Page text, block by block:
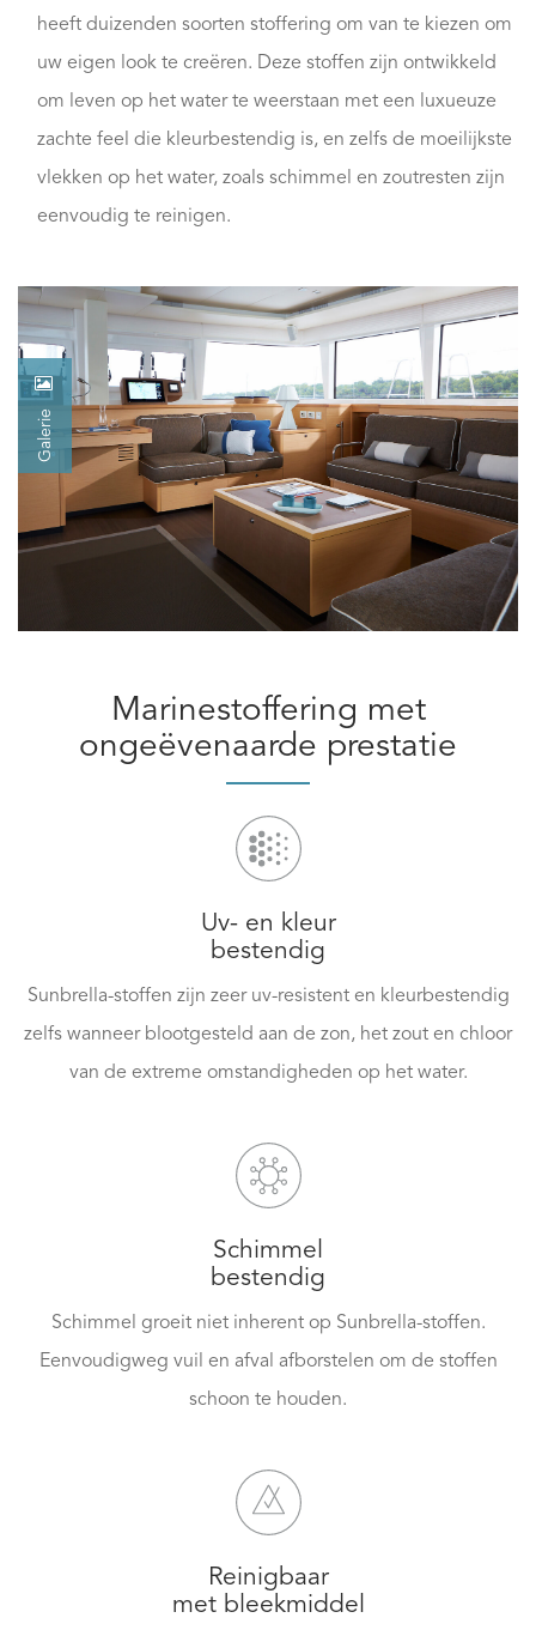
heeft duizenden soorten stoffering om van te kiezen om
uw eigen look te creëren. Deze stoffen zijn ontwikkeld
om leven op het water te weerstaan met een luxueuze
zachte feel die kleurbestendig is, en zelfs de moeilijkste
vlekken op het water, zoals schimmel en zoutresten zijn
eenvoudig te reinigen.
Galerie
Marinestoffering met
ongeëvenaarde prestatie
Uv- en kleur
bestendig
Sunbrella-stoffen zijn zeer uv-resistent en kleurbestendig
zelfs wanneer blootgesteld aan de zon, het zout en chloor
van de extreme omstandigheden op het water.
Schimmel
bestendig
Schimmel groeit niet inherent op Sunbrella-stoffen.
Eenvoudigweg vuil en afval afborstelen om de stoffen
schoon te houden.
Reinigbaar
met bleekmiddel